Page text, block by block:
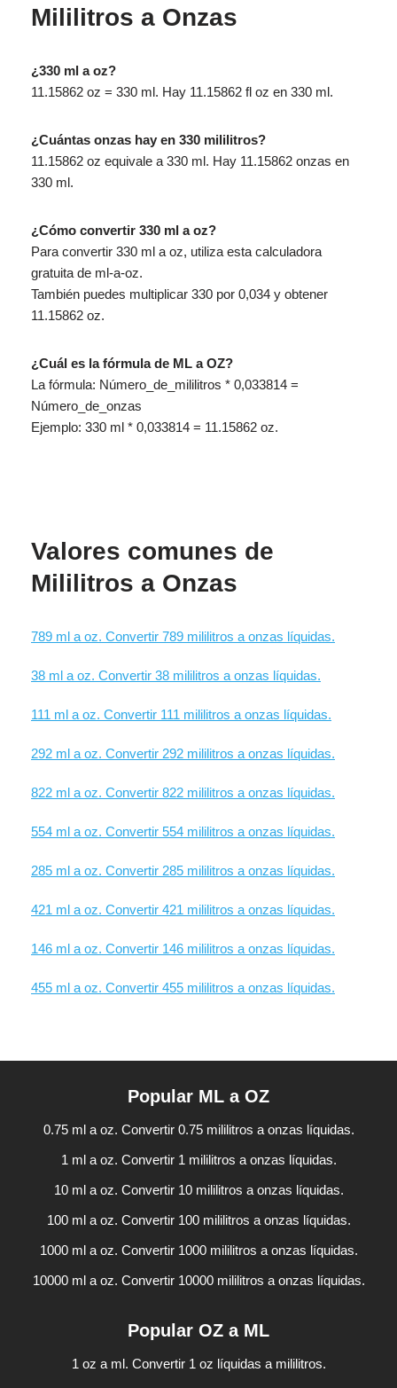
Mililitros a Onzas
¿330 ml a oz?
11.15862 oz = 330 ml. Hay 11.15862 fl oz en 330 ml.
¿Cuántas onzas hay en 330 mililitros?
11.15862 oz equivale a 330 ml. Hay 11.15862 onzas en
330 ml.
¿Cómo convertir 330 ml a oz?
Para convertir 330 ml a oz, utiliza esta calculadora
gratuita de ml-a-oz.
También puedes multiplicar 330 por 0,034 y obtener
11.15862 oz.
¿Cuál es la fórmula de ML a OZ?
La fórmula: Número_de_mililitros * 0,033814 =
Número_de_onzas
Ejemplo: 330 ml * 0,033814 = 11.15862 oz.
Valores comunes de
Mililitros a Onzas
789 ml a oz. Convertir 789 mililitros a onzas líquidas.
38 ml a oz. Convertir 38 mililitros a onzas líquidas.
111 ml a oz. Convertir 111 mililitros a onzas líquidas.
292 ml a oz. Convertir 292 mililitros a onzas líquidas.
822 ml a oz. Convertir 822 mililitros a onzas líquidas.
554 ml a oz. Convertir 554 mililitros a onzas líquidas.
285 ml a oz. Convertir 285 mililitros a onzas líquidas.
421 ml a oz. Convertir 421 mililitros a onzas líquidas.
146 ml a oz. Convertir 146 mililitros a onzas líquidas.
455 ml a oz. Convertir 455 mililitros a onzas líquidas.
Popular ML a OZ
0.75 ml a oz. Convertir 0.75 mililitros a onzas líquidas.
1 ml a oz. Convertir 1 mililitros a onzas líquidas.
10 ml a oz. Convertir 10 mililitros a onzas líquidas.
100 ml a oz. Convertir 100 mililitros a onzas líquidas.
1000 ml a oz. Convertir 1000 mililitros a onzas líquidas.
10000 ml a oz. Convertir 10000 mililitros a onzas líquidas.
Popular OZ a ML
1 oz a ml. Convertir 1 oz líquidas a mililitros.